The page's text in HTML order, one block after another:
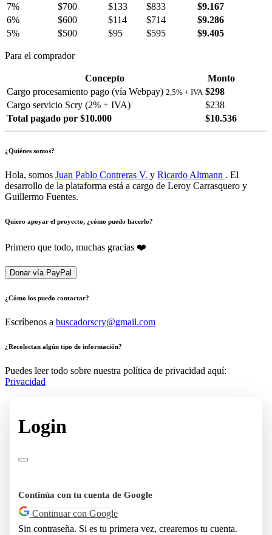
7%
$700 $133 $833
$9.167
6%
$600 $114 $714
$9.286
5%
$500 $95 $595 $9.405
Para el comprador
Concepto
Monto
Cargo procesamiento pago (vía Webpay) 2,5% + IVA $298
Cargo servicio Scry (2% + IVA)
$238
Total pagado por $10.000
$10.536
¿Quiénes somos?
Hola, somos Juan Pablo Contreras V. y Ricardo Altmann . El
desarrollo de la plataforma está a cargo de Leroy Carrasquero y
Guillermo Fuentes.
Quiero apoyar el proyecto, ¿cómo puedo hacerlo?
Primero que todo, muchas gracias ❤️
Donar vía PayPal
¿Cómo los puedo contactar?
Escríbenos a buscadorscry@gmail.com
¿Recolectan algún tipo de información?
Puedes leer todo sobre nuestra política de privacidad aquí:
Privacidad
Login
Continúa con tu cuenta de Google
Continuar con Google
Sin contraseña. Si es tu primera vez, crearemos tu cuenta.